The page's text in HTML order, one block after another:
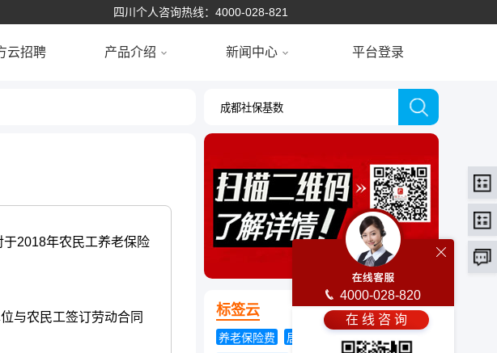
四川个人咨询热线：4000-028-821
云招聘 产品介绍 新闻中心 平台登录
2018年农民工养老保险
与农民工签订劳动合同
标签云
养老保险费
居民医疗保险
4000-028-820
在 线 咨 询